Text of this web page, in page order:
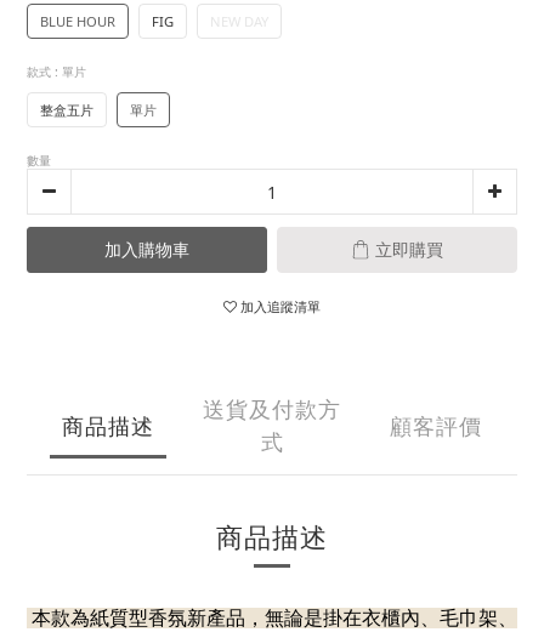
BLUE HOUR FIG NEW DAY
款式 : 單片
整盒五片 單片
數量
加入購物車 立即購買
加入追蹤清單
商品描述
送貨及付款方
式
顧客評價
商品描述
本款為紙質型香氛新產品，無論是掛在衣櫃內、毛巾架、